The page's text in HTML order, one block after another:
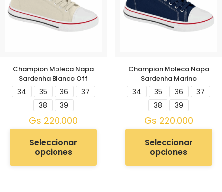
Champion Moleca Napa
Sardenha Blanco Off
34 35 36
37
38
39
Gs 220.000
Seleccionar
opciones
Champion Moleca Napa
Sardenha Marino
34 35 36
37
38
39
Gs 220.000
Seleccionar
opciones